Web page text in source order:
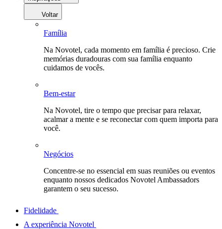
Voltar
Família
Na Novotel, cada momento em família é precioso. Crie
memórias duradouras com sua família enquanto
cuidamos de vocês.
Bem-estar
Na Novotel, tire o tempo que precisar para relaxar,
acalmar a mente e se reconectar com quem importa para
você.
Negócios
Concentre-se no essencial em suas reuniões ou eventos
enquanto nossos dedicados Novotel Ambassadors
garantem o seu sucesso.
Fidelidade
A experiência Novotel